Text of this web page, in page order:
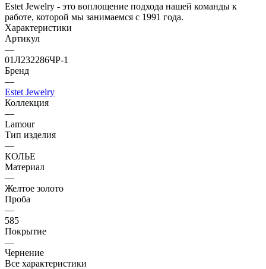
Estet Jewelry - это воплощение подхода нашей команды к
работе, которой мы занимаемся с 1991 года.
Характеристики
Артикул
—
01Л232286ЧР-1
Бренд
—
Estet Jewelry
Коллекция
—
Lamour
Тип изделия
—
КОЛЬЕ
Материал
—
Желтое золото
Проба
—
585
Покрытие
—
Чернение
Все характеристики